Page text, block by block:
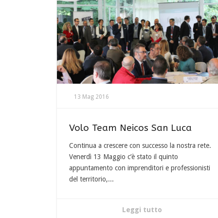
13 Mag 2016
Volo Team Neicos San Luca
Continua a crescere con successo la nostra rete.
Venerdì 13 Maggio c’è stato il quinto
appuntamento con imprenditori e professionisti
del territorio,...
Leggi tutto